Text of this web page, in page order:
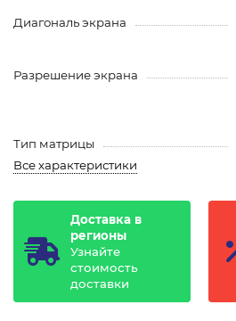
Диагональ экрана
Разрешение экрана
Тип матрицы
Все характеристики
Доставка в
регионы
Узнайте
стоимость
доставки